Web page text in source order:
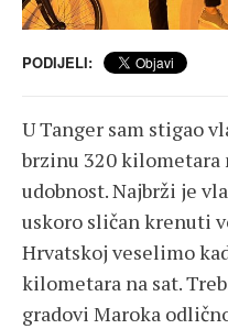
PODIJELI:
U Tanger sam stigao
brzinu 320 kilometara
udobnost. Najbrži je
uskoro sličan krenuti
Hrvatskoj veselimo
kilometara na sat.
gradovi Maroka